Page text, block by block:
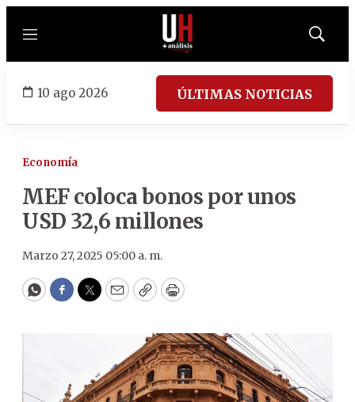
Menú
Mostrar
10 ago 2026 ÚLTIMAS NOTICIAS
Economía
MEF coloca bonos por unos
USD 32,6 millones
Marzo 27, 2025 05:00 a. m.
WhatsApp
Facebook
Twitter
EmailCopyPrint